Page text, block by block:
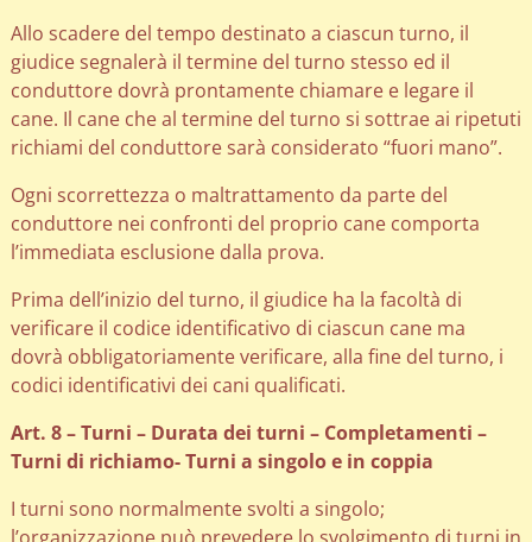
Allo scadere del tempo destinato a ciascun turno, il
giudice segnalerà il termine del turno stesso ed il
conduttore dovrà prontamente chiamare e legare il
cane. Il cane che al termine del turno si sottrae ai ripetuti
richiami del conduttore sarà considerato “fuori mano”.
Ogni scorrettezza o maltrattamento da parte del
conduttore nei confronti del proprio cane comporta
l’immediata esclusione dalla prova.
Prima dell’inizio del turno, il giudice ha la facoltà di
verificare il codice identificativo di ciascun cane ma
dovrà obbligatoriamente verificare, alla fine del turno, i
codici identificativi dei cani qualificati.
Art. 8 – Turni – Durata dei turni – Completamenti –
Turni di richiamo- Turni a singolo e in coppia
I turni sono normalmente svolti a singolo;